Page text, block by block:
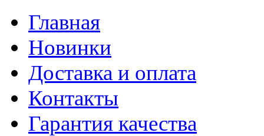
Главная
Новинки
Доставка и оплата
Контакты
Гарантия качества